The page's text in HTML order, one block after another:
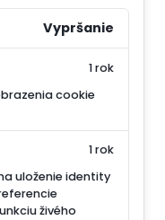
Vypršanie
cookie
1 rok
uloženie identity
živého
1 rok